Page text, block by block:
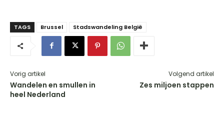
TAGS Brussel Stadswandeling België
Vorig artikel
Wandelen en smullen in
heel Nederland
Volgend artikel
Zes miljoen stappen